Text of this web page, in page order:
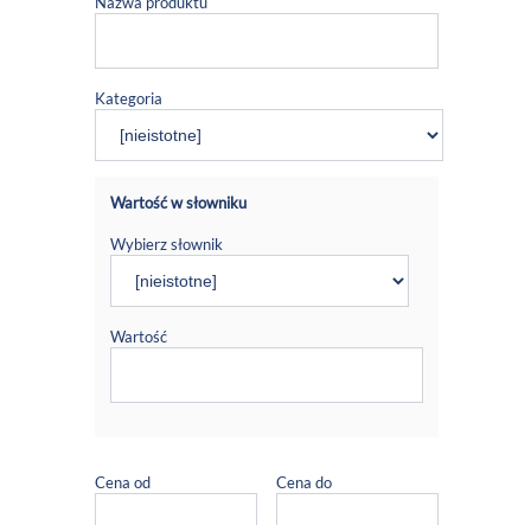
Kategoria
Wartość w słowniku
Wybierz słownik
Wartość
Cena od Cena do